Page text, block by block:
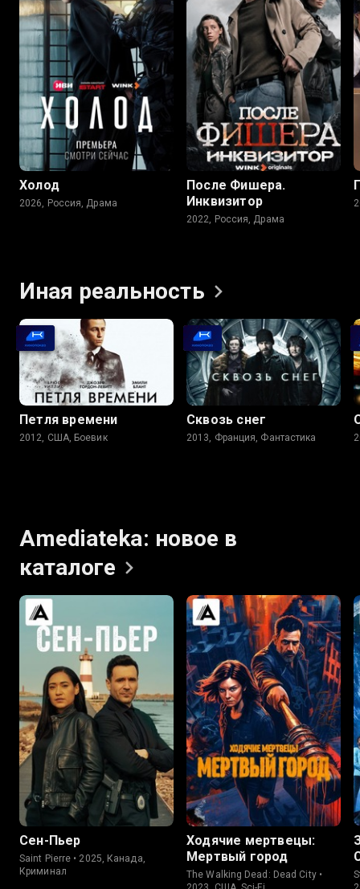
8.0
Холод
2026, Россия, Драма
7.9 6.8
После Фишера.
Инквизитор
2022, Россия, Драма
Иная реальность
Петля времени
2012, США, Боевик
Сквозь снег
2013, Франция, Фантастика
Amediateka: новое в
каталоге
7.3 6.9
Сен-Пьер
Saint Pierre • 2025, Канада,
Криминал
7.5 7.0
Ходячие мертвецы:
Мертвый город
The Walking Dead: Dead City •